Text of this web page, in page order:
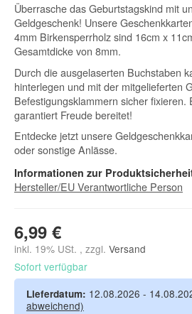
Überrasche das Geburtstagskind mit
Geldgeschenk! Unsere
4mm Birkensperrholz sind 16cm x
Gesamtdicke von 8mm.
Durch die ausgelaserten Buchstaben
hinterlegen und mit der mitgelieferten
Befestigungsklammern sicher fixieren.
garantiert Freude bereitet!
Entdecke jetzt unsere
oder sonstige Anlässe.
Informationen zur
Hersteller/EU Verantwortliche Person
6,99 €
inkl. 19% USt. , zzgl. Versand
Sofort verfügbar
Lieferdatum: 12.08.2026 -
abweichend)